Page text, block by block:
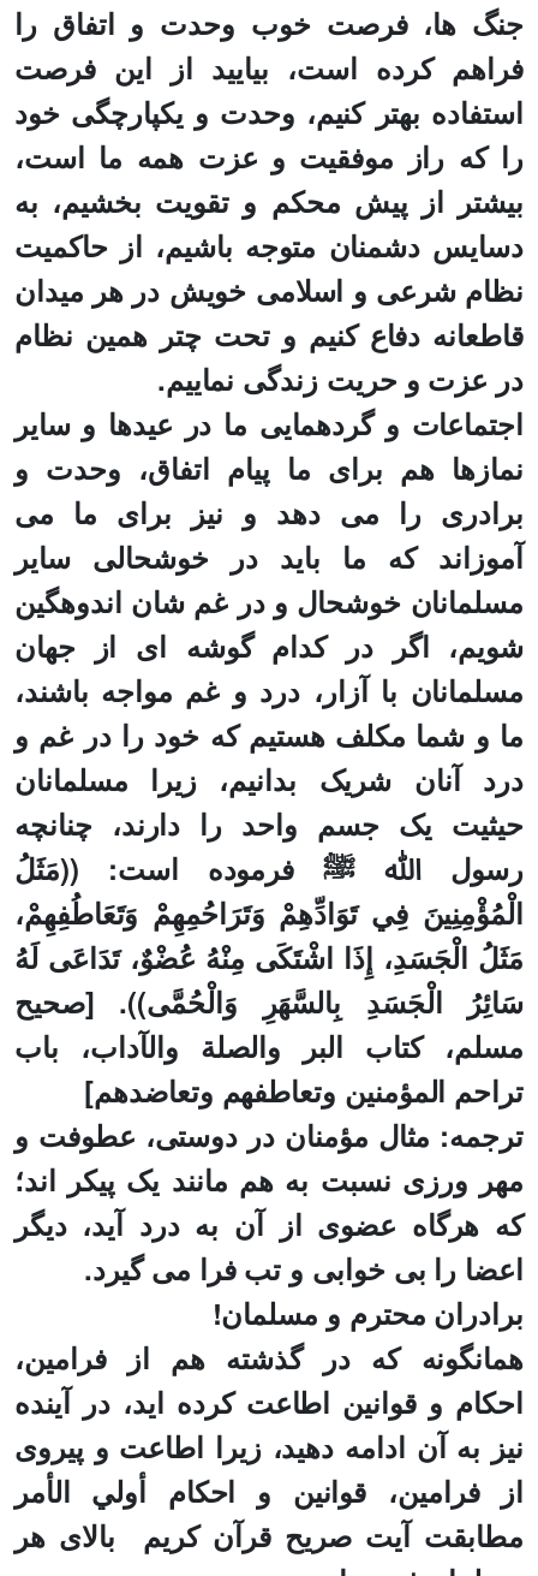
جنگ ها، فرصت خوب وحدت و اتفاق را
فراهم کرده است، بیایید از این فرصت
استفاده بهتر کنیم، وحدت و یکپارچگی خود
را که راز موفقیت و عزت همه ما است،
بیشتر از پیش محکم و تقویت بخشیم، به
دسایس دشمنان متوجه باشیم، از حاکمیت
نظام شرعی و اسلامی خویش در هر میدان
قاطعانه دفاع کنیم و تحت چتر همین نظام
در عزت و حریت زندگی نماییم.
اجتماعات و گردهمایی ما در عیدها و سایر
نمازها هم برای ما پیام اتفاق، وحدت و
برادری را می دهد و نیز برای ما می
آموزاند که ما باید در خوشحالی سایر
مسلمانان خوشحال و در غم شان اندوهگین
شویم، اگر در کدام گوشه ای از جهان
مسلمانان با آزار، درد و غم مواجه باشند،
ما و شما مکلف هستیم که خود را در غم و
درد آنان شریک بدانیم، زیرا مسلمانان
حیثیت یک جسم واحد را دارند، چنانچه
رسول ﷲ ﷺ فرموده است:
((مَثَلُ
الْمُؤْمِنِينَ فِي تَوَادِّهِمْ وَتَرَاحُمِهِمْ وَتَعَاطُفِهِمْ،
مَثَلُ الْجَسَدِ، إِذَا اشْتَكَى مِنْهُ عُضْوٌ، تَدَاعَى لَهُ
سَائِرُ الْجَسَدِ بِالسَّهَرِ وَالْحُمَّى)). [صحیح
مسلم، كتاب البر والصلة والآداب، باب
تراحم المؤمنين وتعاطفهم وتعاضدهم]
ترجمه: مثال مؤمنان در دوستى، عطوفت و
مهر ورزى نسبت به هم مانند يک پيكر اند؛
كه هرگاه عضوى از آن به درد آيد، ديگر
اعضا را بى خوابى و تب فرا مى گيرد.
برادران محترم و مسلمان!
همانگونه که در گذشته هم از فرامین،
احکام و قوانین اطاعت کرده اید، در آینده
نیز به آن ادامه دهید،زیرا اطاعت و پیروی
از فرامین، قوانین و احکام أولي الأمر
مطابقت آیت صریح قرآن کریم
بالای هر